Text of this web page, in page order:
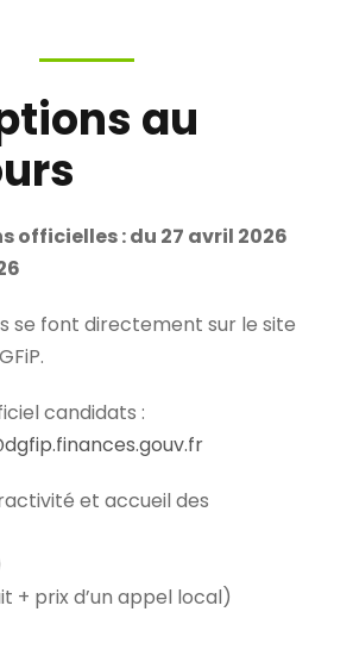
au
officielles : du 27 avril 2026
se font directement sur le site
candidats :
et accueil des
+ prix d’un appel local)